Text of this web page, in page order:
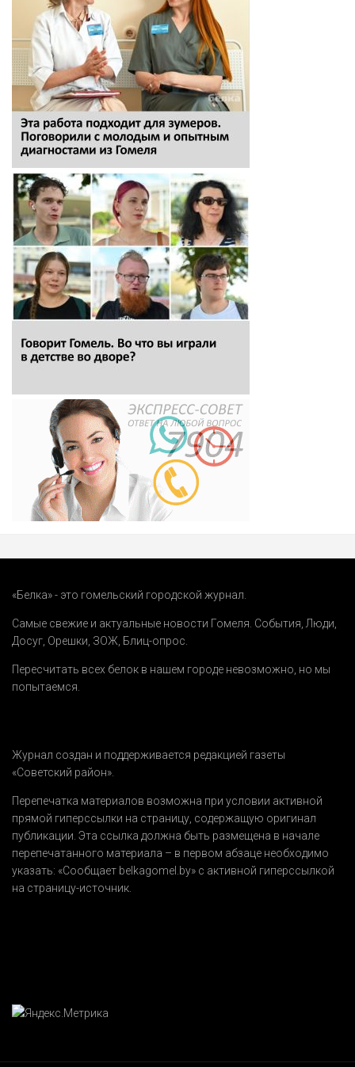
«Белка» - это гомельский городской журнал.
Самые свежие и актуальные новости Гомеля. События Люди
Досуг Орешки ЗОЖ Блиц-опрос
Пересчитать всех белок в нашем городе невозможно, но мы
попытаемся.
Журнал создан и поддерживается редакцией газеты
«Советский район».
Перепечатка материалов возможна при условии активной
прямой гиперссылки на страницу, содержащую оригинал
публикации. Эта ссылка должна быть размещена в начале
перепечатанного материала – в первом абзаце необходимо
указать: «Сообщает belkagomel.by» с активной гиперссылкой
на страницу-источник.